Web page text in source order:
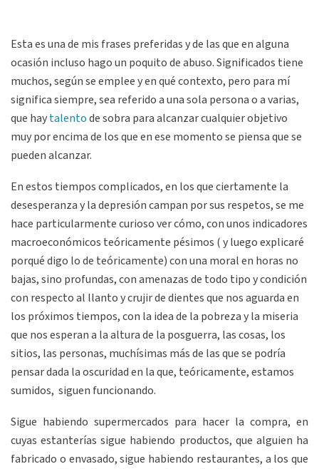
Esta es una de mis frases preferidas y de las que en alguna
ocasión incluso hago un poquito de abuso. Significados tiene
muchos, según se emplee y en qué contexto, pero para mí
significa siempre, sea referido a una sola persona o a varias,
que haytalentode sobra para alcanzar cualquier objetivo
muy por encima de los que en ese momento se piensa que se
pueden alcanzar.
En estos tiempos complicados, en los que ciertamente la
desesperanza y la depresión campan por sus respetos, se me
hace particularmente curioso ver cómo, con unos indicadores
macroeconómicos teóricamente pésimos ( y luego explicaré
porqué digo lo de teóricamente) con una moral en horas no
bajas, sino profundas, con amenazas de todo tipo y condición
con respecto al llanto y crujir de dientes que nos aguarda en
los próximos tiempos, con la idea de la pobreza y la miseria
que nos esperan a la altura de la posguerra, las cosas, los
sitios, las personas, muchísimas más de las que se podría
pensar dada la oscuridad en la que, teóricamente, estamos
sumidos, siguen funcionando.
Sigue habiendo supermercados para hacer la compra, en
cuyas estanterías sigue habiendo productos, que alguien ha
fabricado o envasado, sigue habiendo restaurantes, a los que